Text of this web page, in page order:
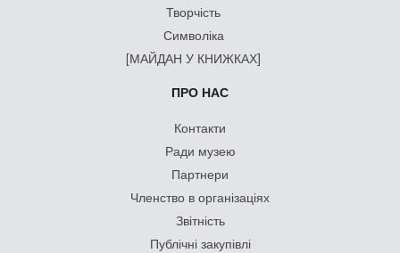
Творчість
Символіка
[МАЙДАН У КНИЖКАХ]
ПРО НАС
Контакти
Ради музею
Партнери
Членство в організаціях
Звітність
Публічні закупівлі